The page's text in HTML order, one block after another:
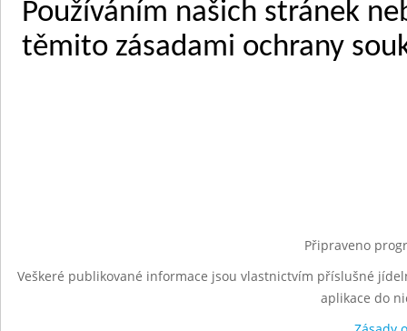
Připraveno
Veškeré publikované informace jsou vlastnictvím příslušné
aplikace do